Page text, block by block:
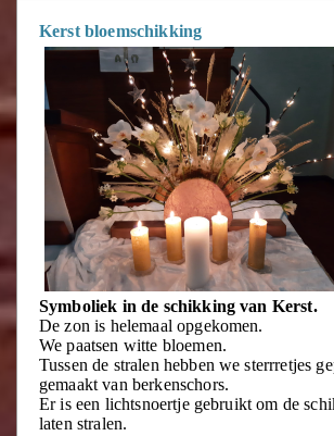
Kerst bloemschikking
Symboliek in de schikking van Kerst.
De zon is helemaal opgekomen.
We paatsen witte bloemen.
Tussen de stralen hebben we sterrretjes
gemaakt van berkenschors.
Er is een lichtsnoertje gebruikt om de
laten stralen.